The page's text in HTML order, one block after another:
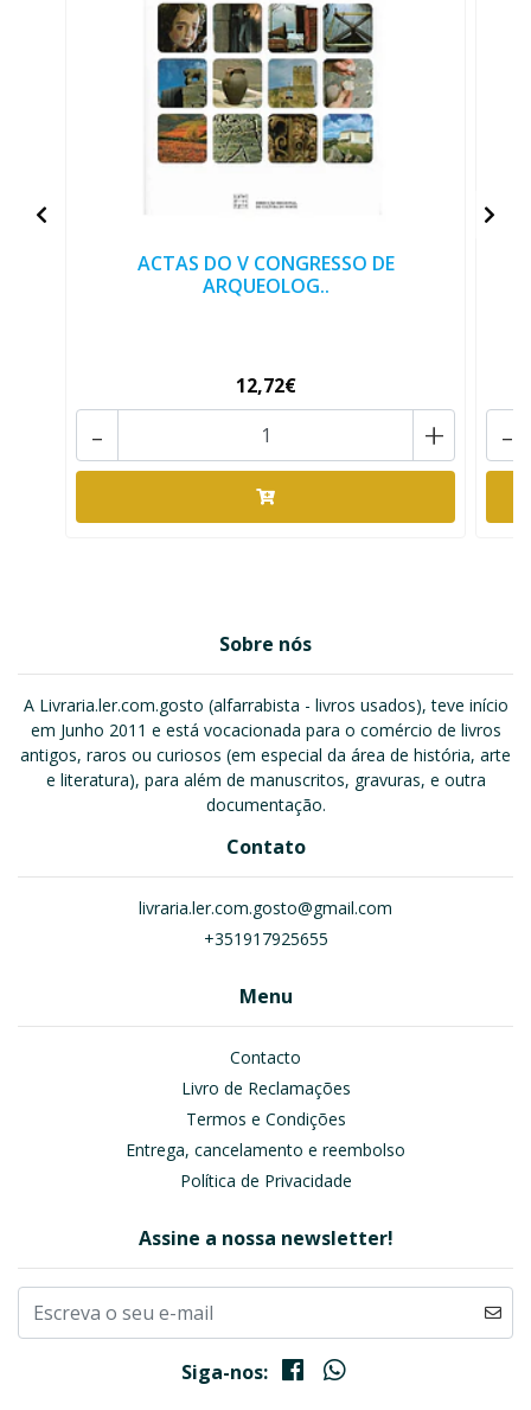
ACTAS DO V CONGRESSO DE
ARQUEOLOG..
12,72€
+
- -
Sobre nós
A Livraria.ler.com.gosto (alfarrabista - livros usados), teve início
em Junho 2011 e está vocacionada para o comércio de livros
antigos, raros ou curiosos (em especial da área de história, arte
e literatura), para além de manuscritos, gravuras, e outra
documentação.
Contato
livraria.ler.com.gosto@gmail.com
+351917925655
Menu
Contacto
Livro de Reclamações
Termos e Condições
Entrega, cancelamento e reembolso
Política de Privacidade
Assine a nossa newsletter!
Siga-nos: